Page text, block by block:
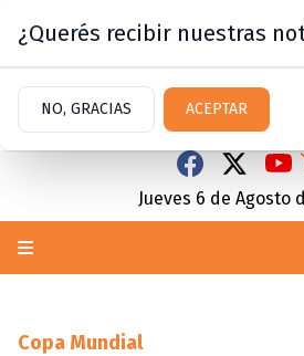
Jueves 6 de Agosto
Copa Mundial
¿Querés recibir nuestras
NO, GRACIAS ACEPTAR